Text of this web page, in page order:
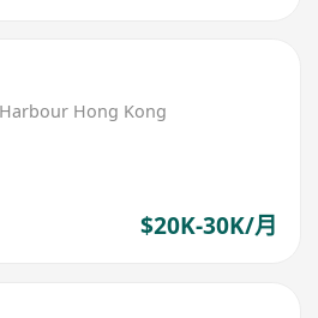
Hong Kong
$20K-30K/月